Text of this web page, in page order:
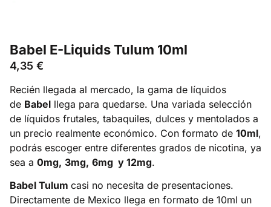
Babel E-Liquids Tulum 10ml
4,35 €
Recién llegada al mercado, la gama de líquidos
de Babel llega para quedarse. Una variada selección
de líquidos frutales, tabaquiles, dulces y mentolados a
un precio realmente económico. Con formato de 10ml,
podrás escoger entre diferentes grados de nicotina, ya
sea a 0mg, 3mg, 6mg y 12mg.
Babel Tulum casi no necesita de presentaciones.
Directamente de Mexico llega en formato de 10ml un